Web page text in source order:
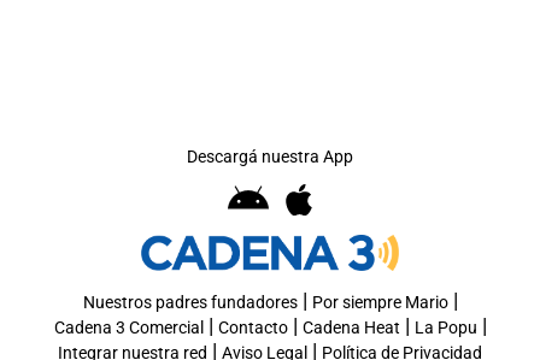
Descargá nuestra App
Nuestros padres fundadores| Por siempre Mario|
Cadena 3 Comercial | Contacto| Cadena Heat | La Popu |
Integrar nuestra red | Aviso Legal | Política de Privacidad